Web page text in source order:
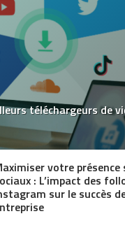
téléchargeurs de
votre présence
: L’impact des
sur le succès